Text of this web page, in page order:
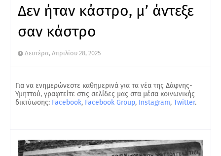
Δεν ήταν κάστρο, μ’ άντεξε
σαν κάστρο
Δευτέρα, Απριλίου 28, 2025
Για να ενημερώνεστε καθημερινά για τα νέα της Δάφνης-
Υμηττού, γραφτείτε στις σελίδες μας στα μέσα κοινωνικής
δικτύωσης: Facebook, Facebook Group, Instagram, Twitter.